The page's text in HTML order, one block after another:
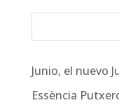
Junio, el nuevo
Essència